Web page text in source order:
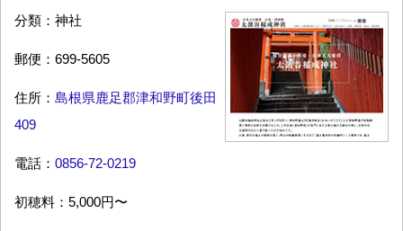
分類：神社
郵便：699-5605
住所： 島根県鹿足郡津和野町後田
409
電話： 0856-72-0219
初穂料：5,000円〜